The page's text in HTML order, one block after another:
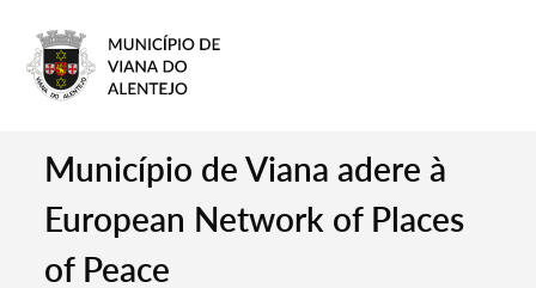
Município de Viana adere à
European Network of Places
of Peace